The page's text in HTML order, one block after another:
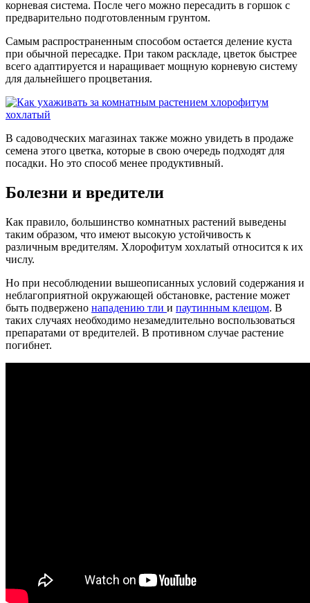
корневая система. После чего можно пересадить в горшок с
предварительно подготовленным грунтом.
Самым распространенным способом остается деление куста
при обычной пересадке. При таком раскладе, цветок быстрее
всего адаптируется и наращивает мощную корневую систему
для дальнейшего процветания.
В садоводческих магазинах также можно увидеть в продаже
семена этого цветка, которые в свою очередь подходят для
посадки. Но это способ менее продуктивный.
Болезни и вредители
Как правило, большинство комнатных растений выведены
таким образом, что имеют высокую устойчивость к
различным вредителям. Хлорофитум хохлатый относится к их
числу.
Но при несоблюдении вышеописанных условий содержания и
неблагоприятной окружающей обстановке, растение может
быть подвержено нападению тли и паутинным клещом. В
таких случаях необходимо незамедлительно воспользоваться
препаратами от вредителей. В противном случае растение
погибнет.